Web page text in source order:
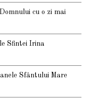
cu o zi mai
Sfintei Irina
Sfântului Mare